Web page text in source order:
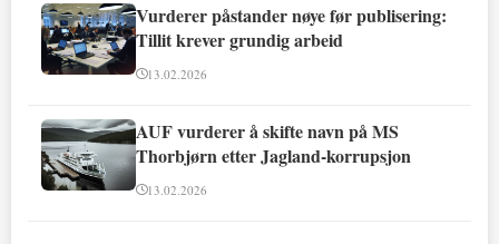
Vurderer påstander nøye før publisering:
Tillit krever grundig arbeid
13.02.2026
AUF vurderer å skifte navn på MS
Thorbjørn etter Jagland-korrupsjon
13.02.2026